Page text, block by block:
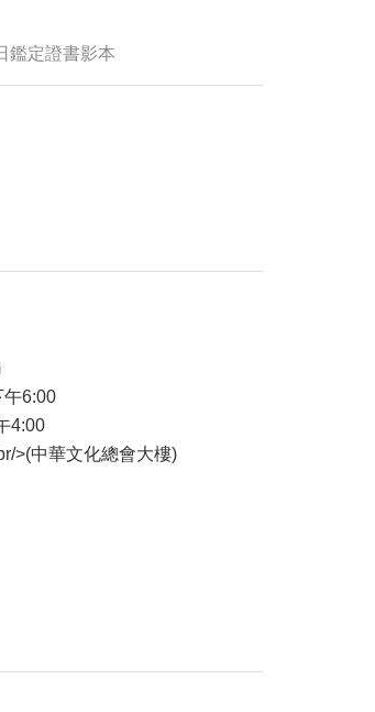
鑑定證書影本
午6:00
4:00
>(中華文化總會大樓)